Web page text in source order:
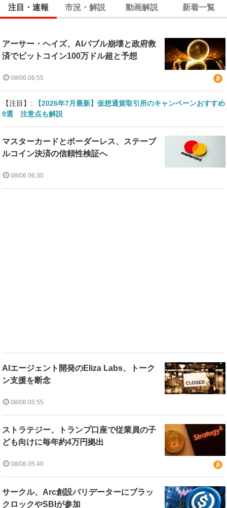
注目・速報 市況・解説 動画解説 新着一覧
アーサー・ヘイズ、AIバブル崩壊と政府救
済でビットコイン100万ドル超と予想
08/06 06:55
【注目】:
【2026年7月最新】仮想通貨取引所のキャンペーンおすすめ
9選 注意点も解説
マスターカードとボーダーレス、ステーブ
ルコイン決済の信頼性検証へ
08/06 06:30
AIエージェント開発のEliza Labs、トーク
ン支援を断念
08/06 05:55
ストラテジー、トランプ口座で従業員の子
ども向けに毎年約4万円拠出
08/06 05:40
サークル、Arc創設バリデーターにブラッ
クロックやSBIが参加